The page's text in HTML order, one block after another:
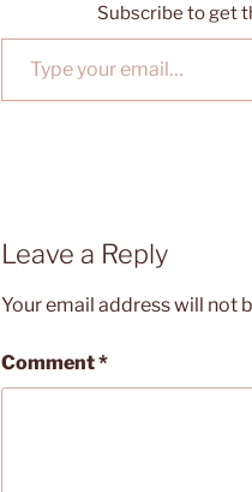
Subscribe to get
Type your email…
Leave a Reply
Your email address will not
Comment*